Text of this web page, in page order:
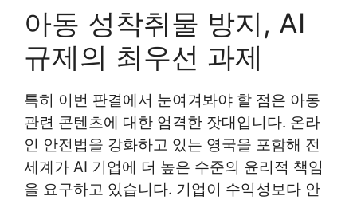
아동 성착취물 방지, AI
규제의 최우선 과제
특히 이번 판결에서 눈여겨봐야 할 점은 아동
관련 콘텐츠에 대한 엄격한 잣대입니다. 온라
인 안전법을 강화하고 있는 영국을 포함해 전
세계가 AI 기업에 더 높은 수준의 윤리적 책임
을 요구하고 있습니다. 기업이 수익성보다 안